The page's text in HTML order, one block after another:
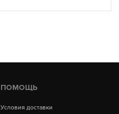
ПОМОЩЬ
Условия доставки